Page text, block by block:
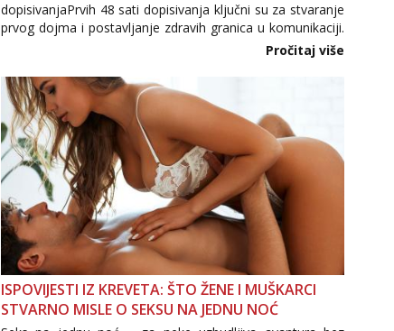
dopisivanjaPrvih 48 sati dopisivanja ključni su za stvaranje
prvog dojma i postavljanje zdravih granica u komunikaciji.
Važno je izbjeći prebrzo otkrivanje osobnih ili intimnih
informacija, jer nepoznata osoba još nije zaslužila to
povjerenje. Takođe...
Pročitaj više
ISPOVIJESTI IZ KREVETA: ŠTO ŽENE I MUŠKARCI
STVARNO MISLE O SEKSU NA JEDNU NOĆ